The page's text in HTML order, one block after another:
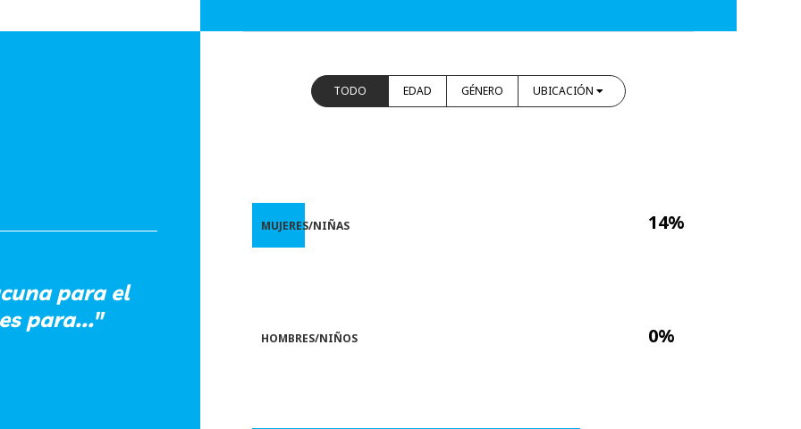
para el
para..."
TODO EDAD GÉNERO UBICACIÓN
14%
0%
MUJERES/NIÑAS
HOMBRES/NIÑOS